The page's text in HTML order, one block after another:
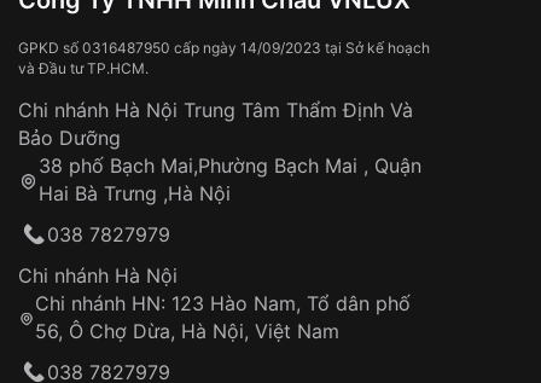
Thời gian vận chuyển trung bình: 3 – 5 ngày
làm việc
Áp dụng cho tất cả tỉnh thành trên toàn quốc
Thời gian tính từ khi xác nhận đơn hàng thành
công
Hotline: 0585 215 215
Từ khóa SEO:
Tai nạn hoặc tác động từ bên ngoài
Hao mòn tự nhiên theo thời gian:
Dây đeo
Sản phẩm đã bị:
Tự ý sửa chữa
thống VNLUX
GPKD số 0316487950 cấp ngày 14/09/2023 tại Sở kế hoạch
và Đầu tư TP.HCM.
Chi nhánh Hà Nội Trung Tâm Thẩm Định Và
Bảo Dưỡng
38 phố Bạch Mai,Phường Bạch Mai , Quận
Hai Bà Trưng ,Hà Nội
038 7827979
Chi nhánh Hà Nội
Chi nhánh HN: 123 Hào Nam, Tổ dân phố
56, Ô Chợ Dừa, Hà Nội, Việt Nam
038 7827979